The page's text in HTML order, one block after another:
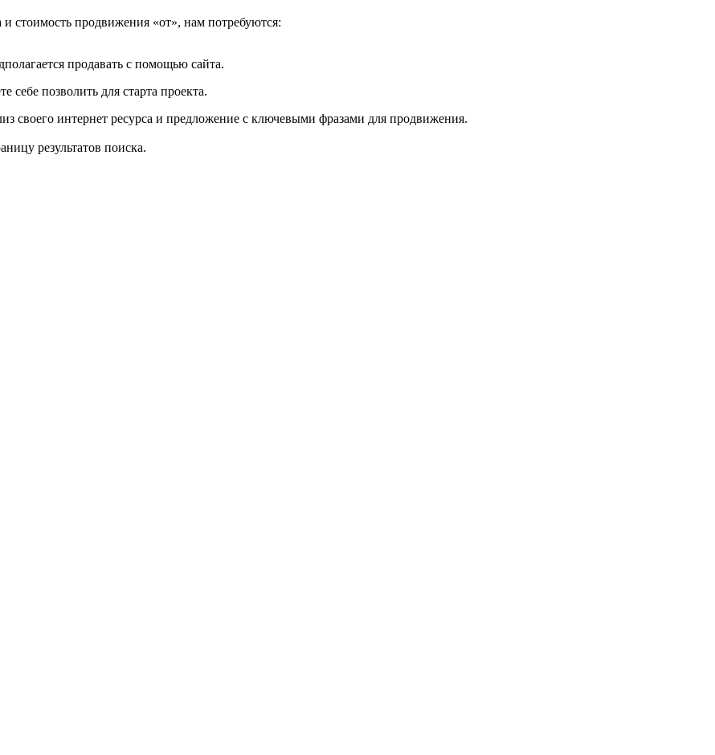
стоимость продвижения «от», нам потребуются:
продавать с помощью сайта.
позволить для старта проекта.
своего интернет ресурса и предложение с ключевыми фразами для продвижения.
результатов поиска.